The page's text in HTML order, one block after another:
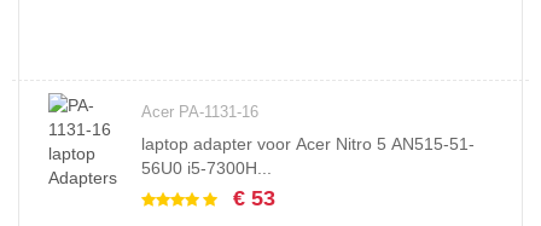
Acer PA-1131-16
laptop adapter voor Acer Nitro 5 AN515-51-
56U0 i5-7300H...
€ 53